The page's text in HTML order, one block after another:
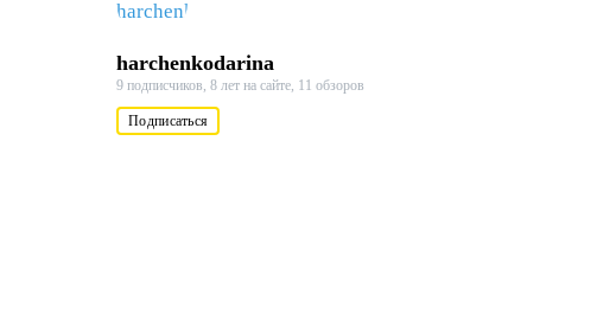
harchenkodarina
9 подписчиков, 8 лет на сайте, 11 обзоров
Подписаться